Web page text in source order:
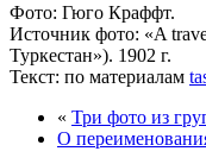
Фото: Гюго Краффт.
Источник фото: «A
Туркестан»). 1902 г.
Текст: по материалам
« Три фото из
О